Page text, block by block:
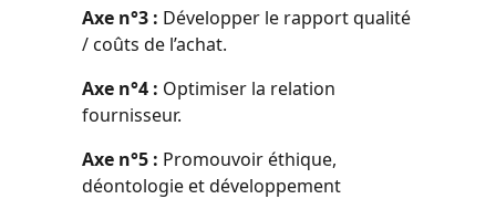
Axe n°3 : Développer le rapport qualité
/ coûts de l’achat.
Axe n°4 : Optimiser la relation
fournisseur.
Axe n°5 : Promouvoir éthique,
déontologie et développement